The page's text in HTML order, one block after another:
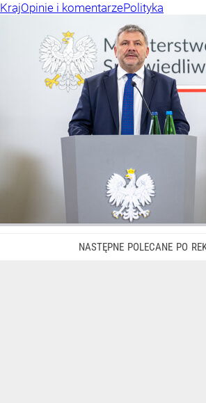
KrajOpinie i komentarzePolityka